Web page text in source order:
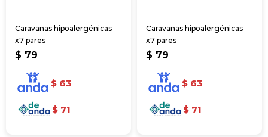
Caravanas hipoalergénicas
x7 pares
$ 79
$ 63
$ 71
Caravanas hipoalergénicas
x7 pares
$ 79
$ 63
$ 71